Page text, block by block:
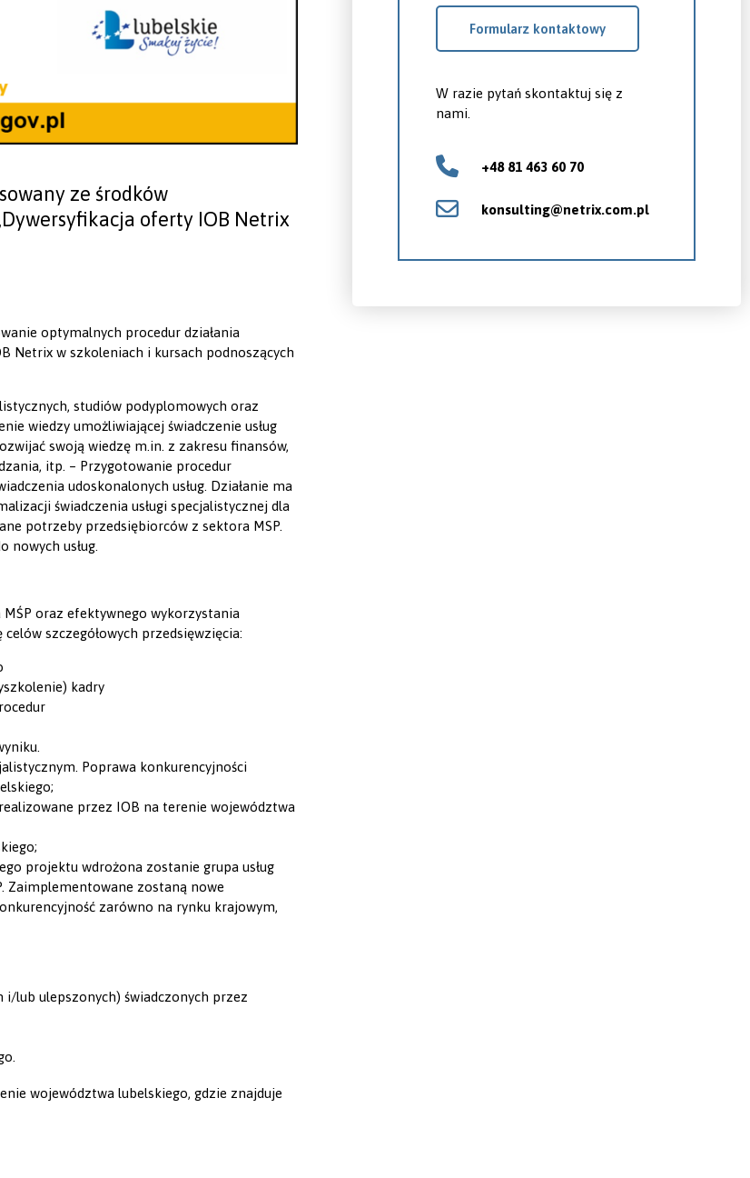
ze środków
oferty IOB Netrix
optymalnych procedur działania
Netrix w szkoleniach i kursach podnoszących
studiów podyplomowych oraz
wiedzy umożliwiającej świadczenie usług
swoją wiedzę m.in. z zakresu finansów,
itp. – Przygotowanie procedur
udoskonalonych usług. Działanie ma
świadczenia usługi specjalistycznej dla
potrzeby przedsiębiorców z sektora MSP.
usług.
oraz efektywnego wykorzystania
szczegółowych przedsięwzięcia:
kadry
Poprawa konkurencyjności
przez IOB na terenie województwa
projektu wdrożona zostanie grupa usług
Zaimplementowane zostaną nowe
zarówno na rynku krajowym,
i/lub ulepszonych) świadczonych przez
województwa lubelskiego, gdzie znajduje
Formularz kontaktowy
W razie pytań skontaktuj się z
nami.
+48 81 463 60 70
konsulting@netrix.com.pl